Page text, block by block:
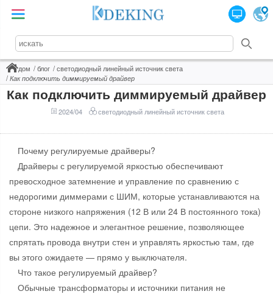
дом блог
светодиодный линейный источник света
Как подключить диммируемый драйвер
Как подключить диммируемый драйвер
2024/04 светодиодный линейный источник света
Почему регулируемые драйверы?
Драйверы с регулируемой яркостью обеспечивают
превосходное затемнение и управление по сравнению с
недорогими диммерами с ШИМ, которые устанавливаются на
стороне низкого напряжения (12 В или 24 В постоянного тока)
цепи. Это надежное и элегантное решение, позволяющее
спрятать провода внутри стен и управлять яркостью там, где
вы этого ожидаете — прямо у выключателя.
Что такое регулируемый драйвер?
Обычные трансформаторы и источники питания не